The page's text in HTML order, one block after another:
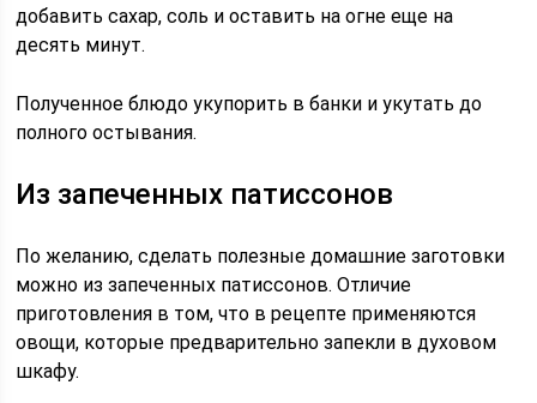
добавить сахар, соль и оставить на огне еще на
десять минут.
Полученное блюдо укупорить в банки и укутать до
полного остывания.
Из запеченных патиссонов
По желанию, сделать полезные домашние заготовки
можно из запеченных патиссонов. Отличие
приготовления в том, что в рецепте применяются
овощи, которые предварительно запекли в духовом
шкафу.